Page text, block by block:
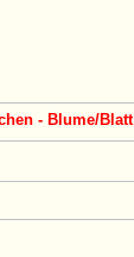
- Blume/